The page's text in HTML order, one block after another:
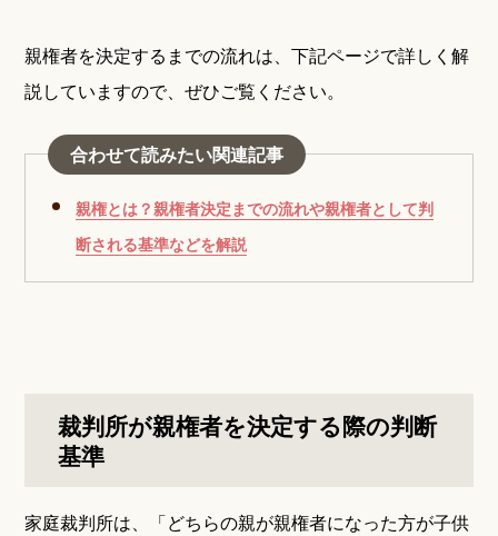
親権者を決定するまでの流れは、下記ページで詳しく解
説していますので、ぜひご覧ください。
合わせて読みたい関連記事
親権とは？親権者決定までの流れや親権者として判
断される基準などを解説
裁判所が親権者を決定する際の判断
基準
家庭裁判所は、「どちらの親が親権者になった方が子供